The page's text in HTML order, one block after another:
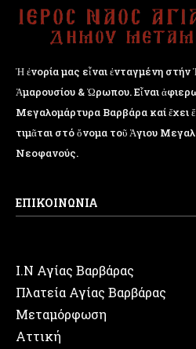
Ἡ ἐνορία μας εἶναι ἐνταγμένη
Ἁμαρουσίου & Ὠρωπου. Εἶναι
Μεγαλομάρτυρα Βαρβάρα καί ἔχει
τιμᾶται στό ὄνομα τοῦ Ἁγιου
Νεοφανούς.
ΕΠΙΚΟΙΝΩΝΙΑ
Ι.Ν Αγίας Βαρβάρας
Πλατεία Αγίας Βαρβάρας
Μεταμόρφωση
Αττική